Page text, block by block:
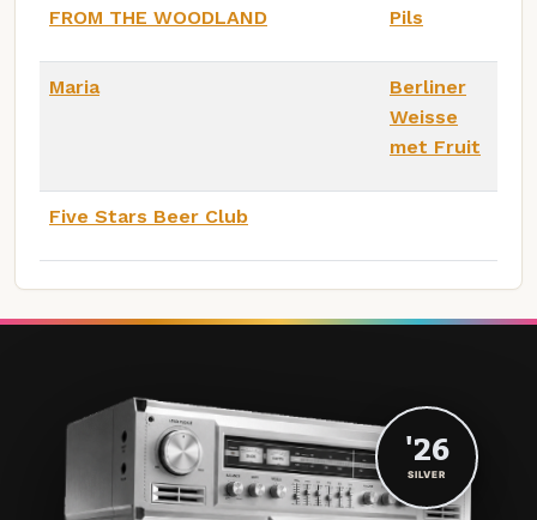
FROM THE WOODLAND Pils
Maria
Berliner
Weisse
met Fruit
Five Stars Beer Club
'26
SILVER